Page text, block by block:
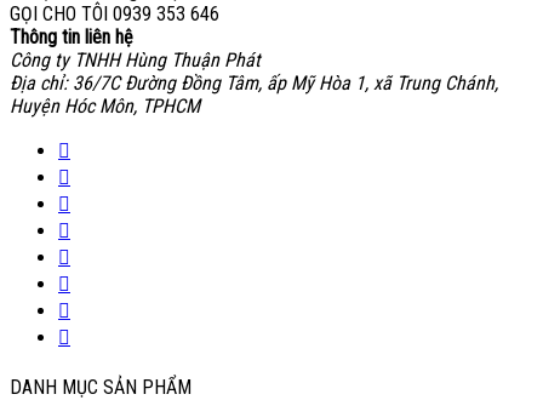
GỌI CHO TÔI 0939 353 646
Thông tin liên hệ
Công ty TNHH Hùng Thuận Phát
Địa chỉ: 36/7C Đường Đồng Tâm, ấp Mỹ Hòa 1, xã Trung Chánh,
Huyện Hóc Môn, TPHCM
DANH MỤC SẢN PHẨM